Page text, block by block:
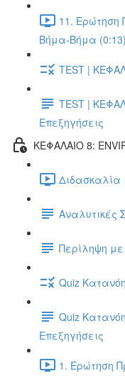
11. Ερώτηση
Βήμα-Βήμα (0:13)
TEST |
TEST |
Επεξηγήσεις
ΚΕΦΑΛΑΙΟ 8:
Διδασκαλία
Αναλυτικές
Περίληψη
Quiz
Quiz
Επεξηγήσεις
1. Ερώτηση